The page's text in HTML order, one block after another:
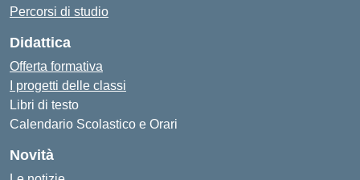
Percorsi di studio
Didattica
Offerta formativa
I progetti delle classi
Libri di testo
Calendario Scolastico e Orari
Novità